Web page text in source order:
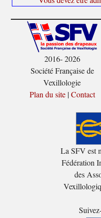
2016- 2026
Société Française de
Vexillologie
Plan du site|Contact
La SFV est
Fédération
des